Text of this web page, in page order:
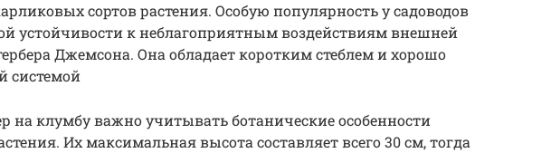
сортов растения. Особую популярность у садоводов
устойчивости к неблагоприятным воздействиям внешней
Джемсона. Она обладает коротким стеблем и хорошо
системой
на клумбу важно учитывать ботанические особенности
Их максимальная высота составляет всего 30 см, тогда